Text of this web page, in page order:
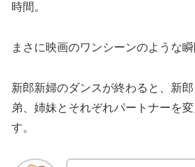
時間。
まさに映画のワンシーンのような瞬
新郎新婦のダンスが終わると、新
弟、姉妹とそれぞれパートナーを
す。